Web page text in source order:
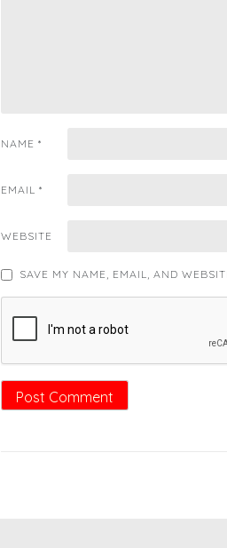
NAME *
EMAIL *
WEBSITE
SAVE MY NAME, EMAIL, AND